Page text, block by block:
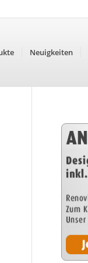
Neuigkeiten